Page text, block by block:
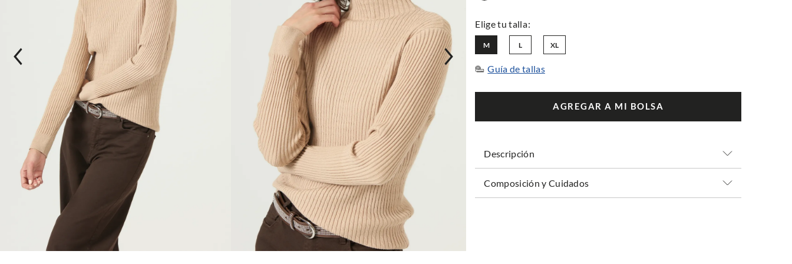
L
M XL
Guía de tallas
AGREGAR A MI BOLSA
Descripción
Composición y Cuidados